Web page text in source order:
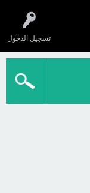
تسجيل الدخول